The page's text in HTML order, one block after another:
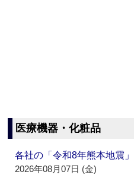
医療機器・化粧品
各社の「令和8年熊本地震
2026年08月07日 (金)